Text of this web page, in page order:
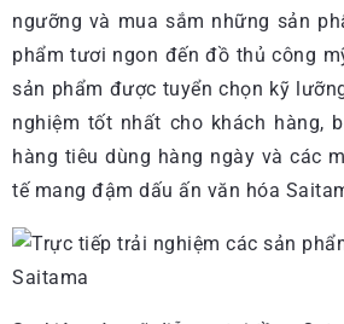
ngưỡng và mua sắm những sản
phẩm tươi ngon đến đồ thủ công
sản phẩm được tuyển chọn kỹ
nghiệm tốt nhất cho khách hàng,
hàng tiêu dùng hàng ngày và các
tế mang đậm dấu ấn văn hóa